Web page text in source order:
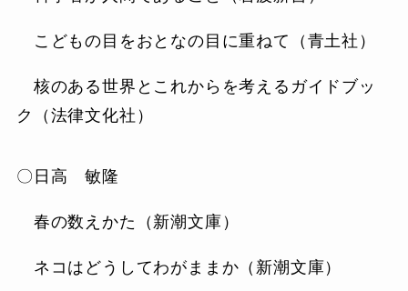
こどもの目をおとなの目に重ねて（青土社）
核のある世界とこれからを考えるガイドブッ
ク（法律文化社）
〇日高 敏隆
春の数えかた（新潮文庫）
ネコはどうしてわがままか（新潮文庫）